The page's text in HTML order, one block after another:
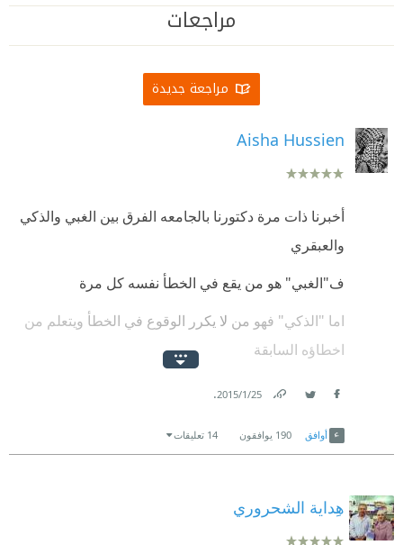
مراجعات
مراجعة جديدة
Aisha Hussien
أخبرنا ذات مرة دكتورنا بالجامعه الفرق بين الغبي والذكي
والعبقري
ف"الغبي" هو من يقع في الخطأ نفسه كل مرة
اما "الذكي" فهو من ﻻ يكرر الوقوع في الخطأ ويتعلم من
اخطاؤه السابقة
و اما "العبقري" فهو من يتعلم من اخطاء الاخرين
ﻻ اعلم لماذا ذكرت ذلك .. لكن ما اعلمه انى تعلمت الكثير
~~~~~~~~~~~~~~
25‏/1‏/2015
.
أوافق 190 يوافقون 14 تعليقات
هِداية الشحروري